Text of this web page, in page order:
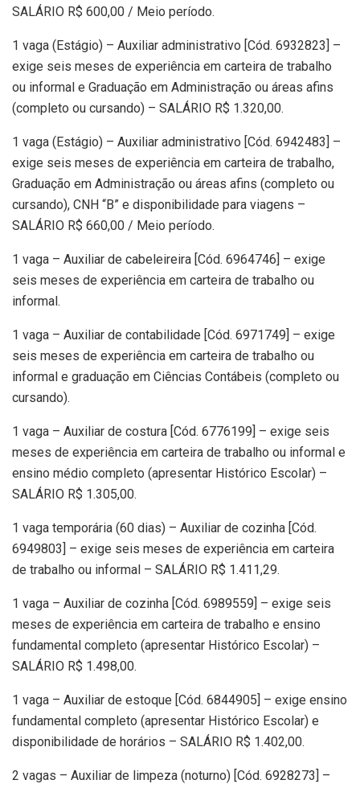
SALÁRIO R$ 600,00 / Meio período.
1 vaga (Estágio) – Auxiliar administrativo [Cód. 6932823] –
exige seis meses de experiência em carteira de trabalho
ou informal e Graduação em Administração ou áreas afins
(completo ou cursando) – SALÁRIO R$ 1.320,00.
1 vaga (Estágio) – Auxiliar administrativo [Cód. 6942483] –
exige seis meses de experiência em carteira de trabalho,
Graduação em Administração ou áreas afins (completo ou
cursando), CNH “B” e disponibilidade para viagens –
SALÁRIO R$ 660,00 / Meio período.
1 vaga – Auxiliar de cabeleireira [Cód. 6964746] – exige
seis meses de experiência em carteira de trabalho ou
informal.
1 vaga – Auxiliar de contabilidade [Cód. 6971749] – exige
seis meses de experiência em carteira de trabalho ou
informal e graduação em Ciências Contábeis (completo ou
cursando).
1 vaga – Auxiliar de costura [Cód. 6776199] – exige seis
meses de experiência em carteira de trabalho ou informal e
ensino médio completo (apresentar Histórico Escolar) –
SALÁRIO R$ 1.305,00.
1 vaga temporária (60 dias) – Auxiliar de cozinha [Cód.
6949803] – exige seis meses de experiência em carteira
de trabalho ou informal – SALÁRIO R$ 1.411,29.
1 vaga – Auxiliar de cozinha [Cód. 6989559] – exige seis
meses de experiência em carteira de trabalho e ensino
fundamental completo (apresentar Histórico Escolar) –
SALÁRIO R$ 1.498,00.
1 vaga – Auxiliar de estoque [Cód. 6844905] – exige ensino
fundamental completo (apresentar Histórico Escolar) e
disponibilidade de horários – SALÁRIO R$ 1.402,00.
2 vagas – Auxiliar de limpeza (noturno) [Cód. 6928273] –